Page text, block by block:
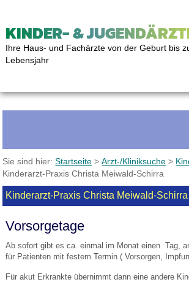
KINDER- &
Ihre Haus- und Fachärzte von der Geburt bis
Lebensjahr
Sie sind hier:Startseite >Arzt-/Kliniksuche >
Kinderarzt-Praxis Christa Meiwald-Schirra
Kinderarzt-Praxis Christa Meiwald-Schirra
Vorsorgetage
Ab sofort gibt es ca. einmal im Monat einen Tag,
für Patienten mit festem Termin ( Vorsorgen,
Für akut Erkrankte übernimmt dann eine andere